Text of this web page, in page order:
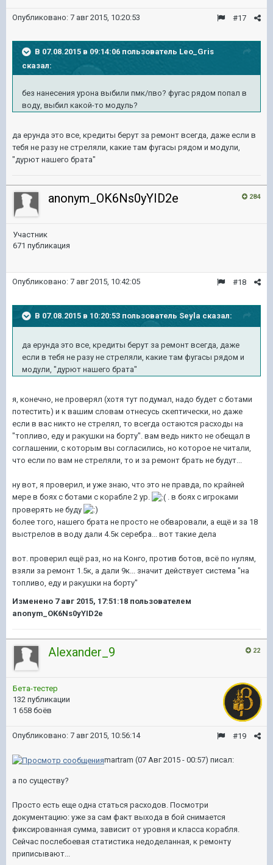
#17
Опубликовано: 7 авг 2015, 10:20:53
В 07.08.2015 в 09:14:06 пользователь Leo_Gris
сказал:
без нанесения урона выбили пмк/пво? фугас рядом попал в
воду, выбил какой-то модуль?
да ерунда это все, кредиты берут за ремонт всегда, даже если в
тебя не разу не стреляли, какие там фугасы рядом и модули,
"дурют нашего брата"
284
anonym_OK6Ns0yYID2e
Участник
671 публикация
#18
Опубликовано: 7 авг 2015, 10:42:05
В 07.08.2015 в 10:20:53 пользователь Seyla сказал:
да ерунда это все, кредиты берут за ремонт всегда, даже
если в тебя не разу не стреляли, какие там фугасы рядом и
модули, "дурют нашего брата"
я, конечно, не проверял (хотя тут подумал, надо будет с ботами
потестить) и к вашим словам отнесусь скептически, но даже
если в вас никто не стрелял, то всегда остаются расходы на
"топливо, еду и ракушки на борту". вам ведь никто не обещал в
соглашении, с которым вы согласились, но которое не читали,
что если по вам не стреляли, то и за ремонт брать не будут...
ну вот, я проверил, и уже знаю, что это не правда, по крайней
мере в боях с ботами с корабле 2 ур.
. в боях с игроками
проверять не буду
более того, нашего брата не просто не обваровали, а ещё и за 18
выстрелов в воду дали 4.5к серебра... вот такие дела
вот. проверил ещё раз, но на Конго, против ботов, всё по нулям,
взяли за ремонт 1.5к, а дали 9к... значит действует система "на
топливо, еду и ракушки на борту"
Изменено 7 авг 2015, 17:51:18 пользователем
anonym_OK6Ns0yYID2e
22
Alexander_9
Бета-тестер
132 публикации
1 658 боёв
#19
Опубликовано: 7 авг 2015, 10:56:14
martram (07 Авг 2015 - 00:57) писал:
а по существу?
Просто есть еще одна статься расходов. Посмотри
документацию: уже за сам факт выхода в бой снимается
фиксированная сумма, зависит от уровня и класса корабля.
Сейчас послебоевая статистика недоделанная, к ремонту
приписывают...